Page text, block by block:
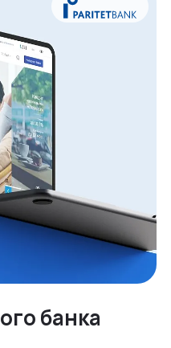
банка